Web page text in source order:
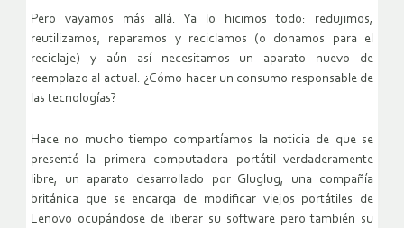
Pero vayamos más allá. Ya lo hicimos todo: redujimos,
reutilizamos, reparamos y reciclamos (o donamos para el
reciclaje) y aún así necesitamos un aparato nuevo de
reemplazo al actual. ¿Cómo hacer un consumo responsable de
las tecnologías?
Hace no mucho tiempo compartíamos la noticia de que se
presentó la primera computadora portátil verdaderamente
libre, un aparato desarrollado por Gluglug, una compañía
británica que se encarga de modificar viejos portátiles de
Lenovo ocupándose de liberar su software pero también su